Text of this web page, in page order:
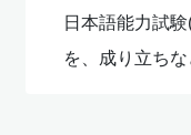
日本語能力試
を、成り立ち